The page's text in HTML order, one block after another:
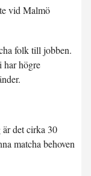
vid Malmö
folk till jobben.
har högre
det cirka 30
matcha behoven